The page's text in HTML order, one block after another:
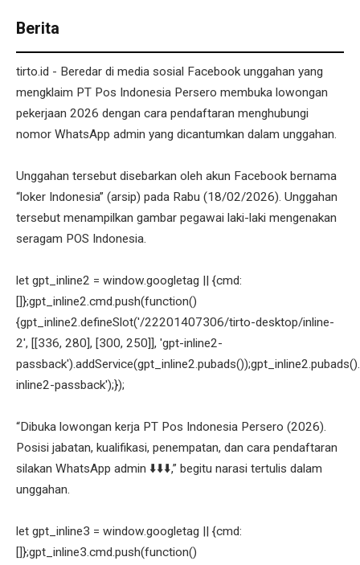
Berita
tirto.id - Beredar di media sosial Facebook unggahan yang
mengklaim PT Pos Indonesia Persero membuka lowongan
pekerjaan 2026 dengan cara pendaftaran menghubungi
nomor WhatsApp admin yang dicantumkan dalam unggahan.
Unggahan tersebut disebarkan oleh akun Facebook bernama
“loker Indonesia” (arsip) pada Rabu (18/02/2026). Unggahan
tersebut menampilkan gambar pegawai laki-laki mengenakan
seragam POS Indonesia.
let gpt_inline2 = window.googletag || {cmd:
[]};gpt_inline2.cmd.push(function()
{gpt_inline2.defineSlot('/22201407306/tirto-desktop/inline-
2', [[336, 280], [300, 250]], 'gpt-inline2-
inline2-passback');});
“Dibuka lowongan kerja PT Pos Indonesia Persero (2026).
Posisi jabatan, kualifikasi, penempatan, dan cara pendaftaran
silakan WhatsApp admin ⬇️⬇️⬇️,” begitu narasi tertulis dalam
unggahan.
let gpt_inline3 = window.googletag || {cmd:
[]};gpt_inline3.cmd.push(function()